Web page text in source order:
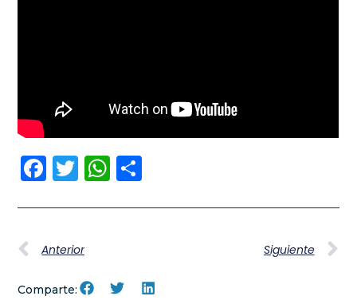
Facebook
Twitter
WhatsApp
Anterior Siguiente
Comparte: